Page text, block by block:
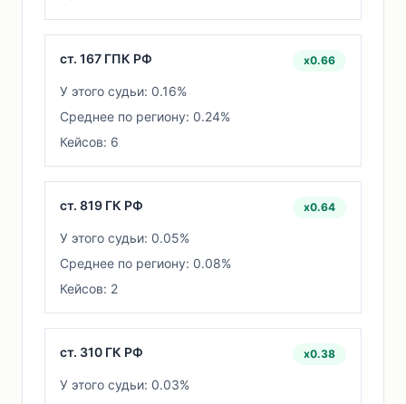
ст. 167 ГПК РФ x0.66
У этого судьи: 0.16%
Среднее по региону: 0.24%
Кейсов: 6
ст. 819 ГК РФ x0.64
У этого судьи: 0.05%
Среднее по региону: 0.08%
Кейсов: 2
ст. 310 ГК РФ x0.38
У этого судьи: 0.03%